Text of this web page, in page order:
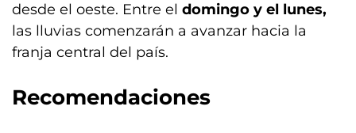
desde el oeste. Entre el domingo y el lunes,
las lluvias comenzarán a avanzar hacia la
franja central del país.
Recomendaciones